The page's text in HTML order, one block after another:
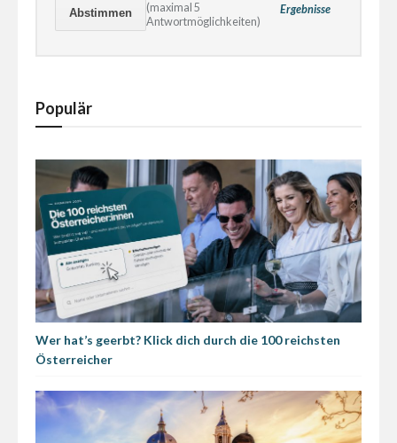
Ergebnisse
(maximal 5
Antwortmöglichkeiten)
Populär
Wer hat’s geerbt? Klick dich durch die 100 reichsten
Österreicher